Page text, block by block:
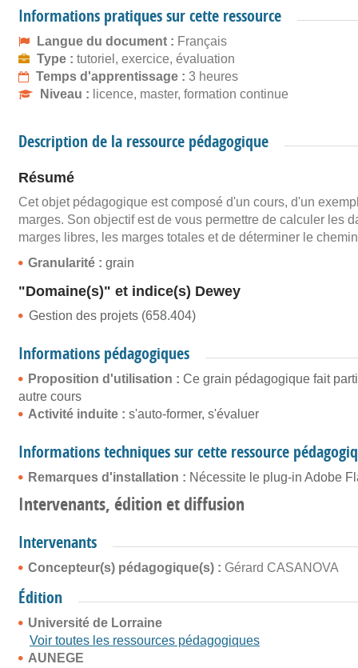
Informations pratiques sur cette ressource
Langue du document : Français
Type : tutoriel, exercice, évaluation
Temps d'apprentissage : 3 heures
Niveau : licence, master, formation continue
Description de la ressource pédagogique
Résumé
Cet objet pédagogique est composé d'un cours, d'un
marges. Son objectif est de vous permettre de calculer les
marges libres, les marges totales et de déterminer le
Granularité : grain
"Domaine(s)" et indice(s) Dewey
Gestion des projets (658.404)
Informations pédagogiques
Proposition d'utilisation : Ce grain pédagogique fait
autre cours
Activité induite : s'auto-former, s'évaluer
Informations techniques sur cette ressource
Remarques d'installation : Nécessite le plug-in Adobe
Intervenants, édition et diffusion
Intervenants
Concepteur(s) pédagogique(s) : Gérard CASANOVA
Édition
Université de Lorraine
Voir toutes les ressources pédagogiques
AUNEGE